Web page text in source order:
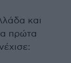
και
πρώτα